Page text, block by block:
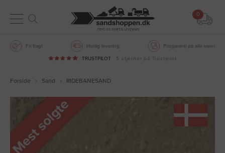
0
Fri fragt Hurtig levering Prisgaranti på alle varer
TRUSTPILOT 5 stjerner på Trustpilot
Forside Sand RIDEBANESAND